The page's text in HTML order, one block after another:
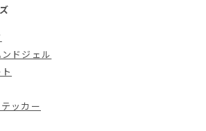
ドジェル
ッカー